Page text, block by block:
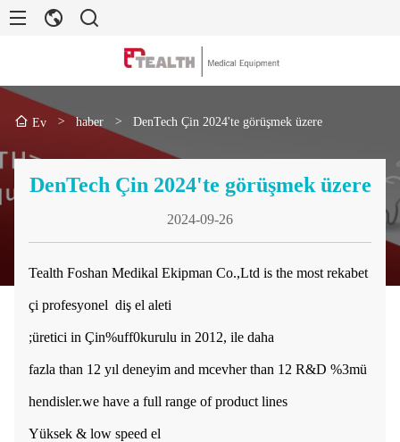
Ev > haber > DenTech Çin 2024'te görüşmek üzere
DenTech Çin 2024'te görüşmek üzere
2024-09-26
Tealth Foshan Medikal Ekipman Co.,Ltd is the most rekabet
çi profesyonel diş el aleti
;üretici in Çin%uff0kurulu in 2012, ile daha
fazla than 12 yıl deneyim and mcevher than 12 R&D %3mü
hendisler.we have a full range of product lines
Yüksek & low speed el